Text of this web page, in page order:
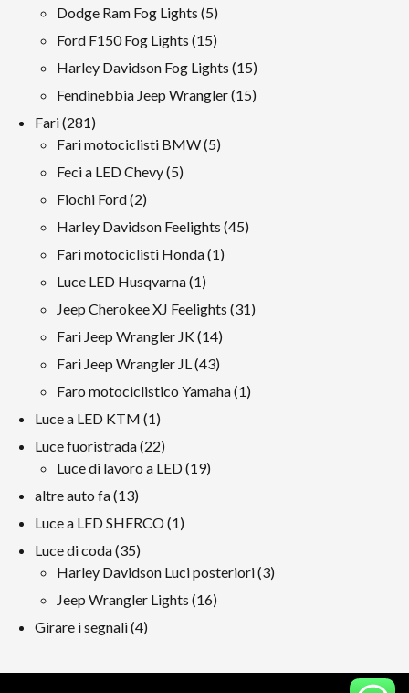
prodotti
Dodge Ram Fog Lights 55
prodotti
Ford F150 Fog Lights 1515
prodotti
Harley Davidson Fog Lights 1515
prodotti
Fendinebbia Jeep Wrangler 1515
Fari 281281
prodotti
Fari motociclisti BMW 55
Feci a LED Chevy 55
Fiochi Ford 22
prodotti
Harley Davidson Feelights 4545
Fari motociclisti Honda 11
Luce LED Husqvarna 11
prodotto
Jeep Cherokee XJ Feelights 3131
Fari Jeep Wrangler JK 1414
prodotti
Fari Jeep Wrangler JL 4343
prodotti
Faro motociclistico Yamaha 11
Luce a LED KTM 11
prodotto
Luce fuoristrada 2222
prodotti
Luce di lavoro a LED 1919
altre auto fa 1313
prodotti
Luce a LED SHERCO 11
Luce di coda 3535
prodotti
Harley Davidson Luci posteriori 33
Jeep Wrangler Lights 1616
Girare i segnali 44